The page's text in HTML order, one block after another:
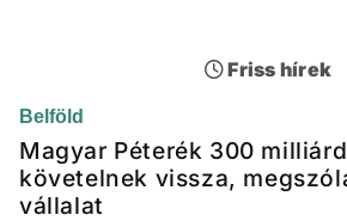
Friss hírek
Belföld
Magyar Péterék 300
követelnek vissza,
vállalat